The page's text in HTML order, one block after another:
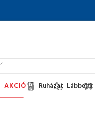
AKCIÓ Ruházat Lábbelik